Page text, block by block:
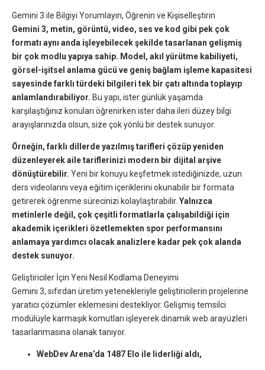
Gemini 3 ile Bilgiyi Yorumlayın, Öğrenin ve Kişiselleştirin
Gemini 3, metin, görüntü, video, ses ve kod gibi pek çok
formatı aynı anda işleyebilecek şekilde tasarlanan gelişmiş
bir çok modlu yapıya sahip. Model, akıl yürütme kabiliyeti,
görsel-işitsel anlama gücü ve geniş bağlam işleme kapasitesi
sayesinde farklı türdeki bilgileri tek bir çatı altında toplayıp
anlamlandırabiliyor. Bu yapı, ister günlük yaşamda
karşılaştığınız konuları öğrenirken ister daha ileri düzey bilgi
arayışlarınızda olsun, size çok yönlü bir destek sunuyor.
Örneğin, farklı dillerde yazılmış tarifleri çözüp yeniden
düzenleyerek aile tariflerinizi modern bir dijital arşive
dönüştürebilir. Yeni bir konuyu keşfetmek istediğinizde, uzun
ders videolarını veya eğitim içeriklerini okunabilir bir formata
getirerek öğrenme sürecinizi kolaylaştırabilir. Yalnızca
metinlerle değil, çok çeşitli formatlarla çalışabildiği için
akademik içerikleri özetlemekten spor performansını
anlamaya yardımcı olacak analizlere kadar pek çok alanda
destek sunuyor.
Geliştiriciler İçin Yeni Nesil Kodlama Deneyimi
Gemini 3, sıfırdan üretim yetenekleriyle geliştiricilerin projelerine
yaratıcı çözümler eklemesini destekliyor. Gelişmiş temsilci
modülüyle karmaşık komutları işleyerek dinamik web arayüzleri
tasarlanmasına olanak tanıyor.
WebDev Arena’da 1487 Elo ile liderliği aldı,